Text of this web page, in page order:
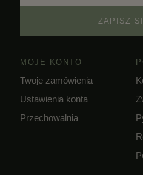
ZAPISZ
MOJE KONTO
Twoje zamówienia
Ustawienia konta
Przechowalnia